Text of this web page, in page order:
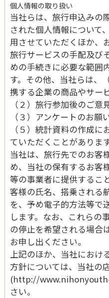
個人情報の取り扱い
当社らは、旅行申込みの
された個人情報について
用させていただくほか、
旅行サービスの手配及び
めの手続きに必要な範囲
す。その他、当社らは、
携する企業の商品やサー
（２）旅行参加後のご
（３）アンケートのお
（５）統計資料の作成
ていただくことがあります
当社は、旅行先でのお客
め、当社の保有するお客
等の事業者に提供するこ
客様の氏名、搭乗される
を、予め電子的方法等で
します。なお、これらの
の停止を希望される場合
お申し出ください。
上記のほか、当社におけ
方針については、当社の
(http://
さい。